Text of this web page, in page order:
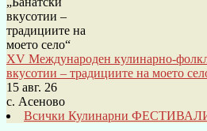
XV Международен кулинарно-
вкусотии – традициите на моето
15 авг. 26
с. Асеново
Всички Кулинарни